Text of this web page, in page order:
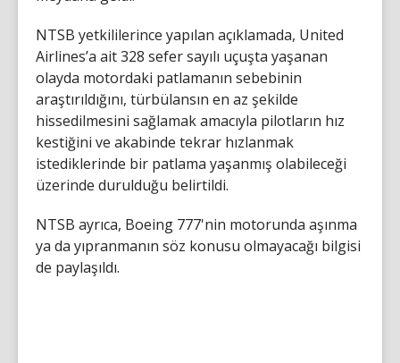
NTSB yetkililerince yapılan açıklamada, United
Airlines’a ait 328 sefer sayılı uçuşta yaşanan
olayda motordaki patlamanın sebebinin
araştırıldığını, türbülansın en az şekilde
hissedilmesini sağlamak amacıyla pilotların hız
kestiğini ve akabinde tekrar hızlanmak
istediklerinde bir patlama yaşanmış olabileceği
üzerinde durulduğu belirtildi.
NTSB ayrıca, Boeing 777'nin motorunda aşınma
ya da yıpranmanın söz konusu olmayacağı bilgisi
de paylaşıldı.